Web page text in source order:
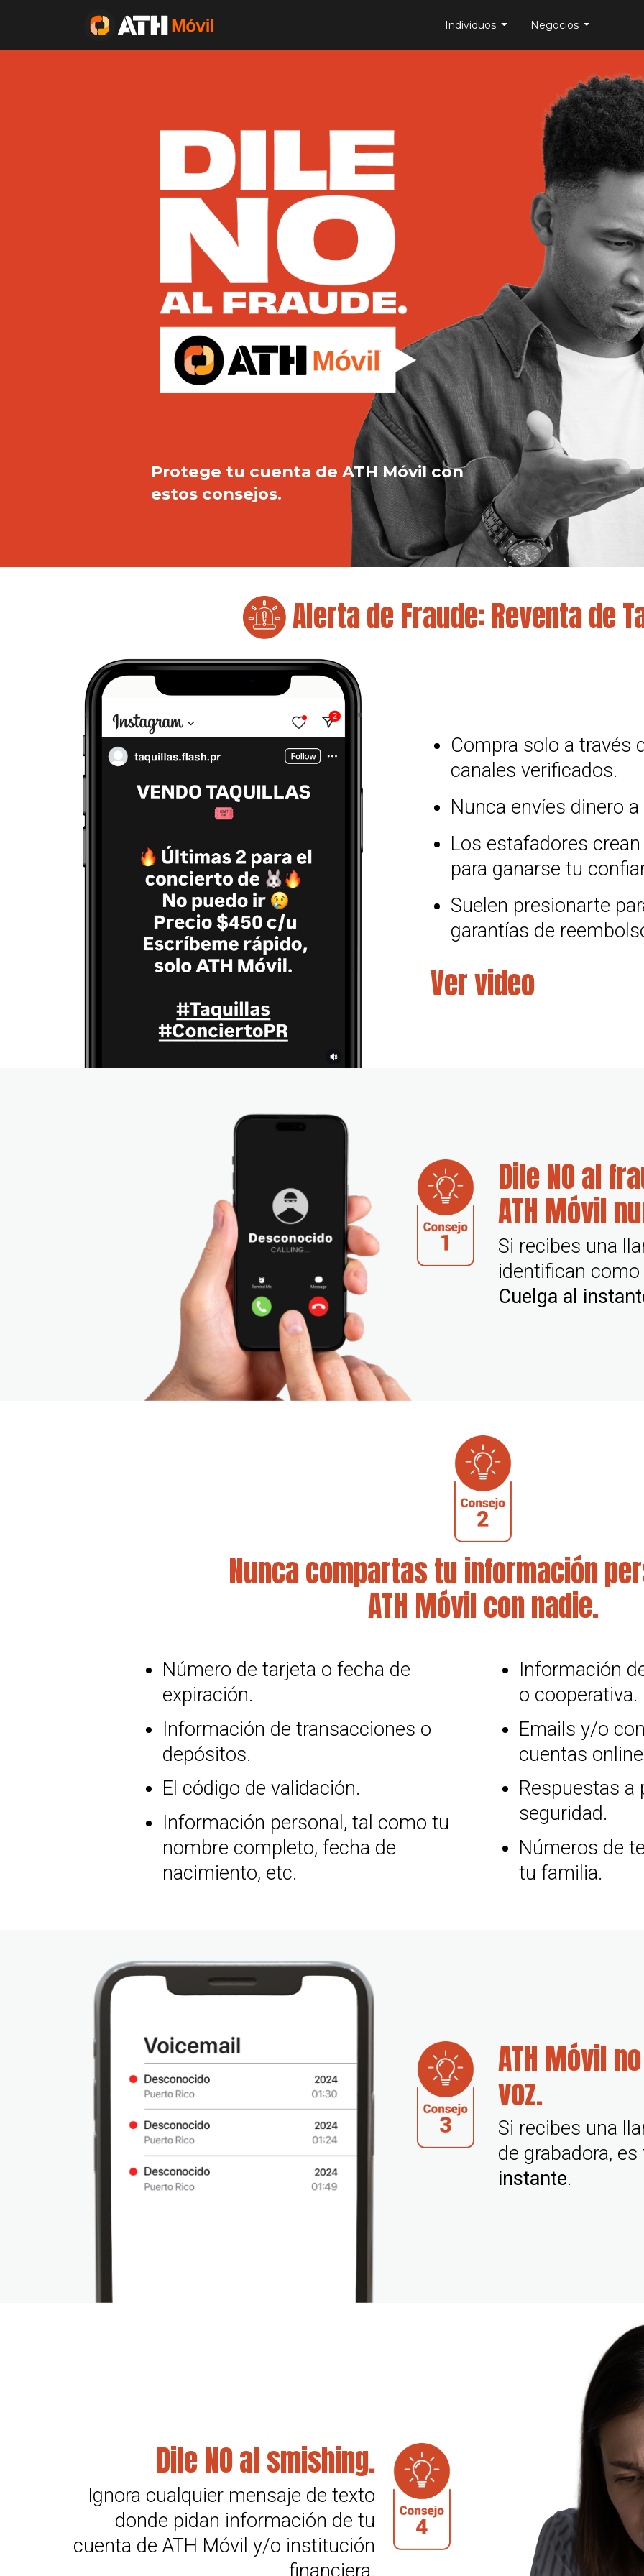
Individuos Negocios
Protege tu cuenta de ATH Móvil con
estos consejos.
Alerta de Fraude: Reventa de
Compra solo a través
canales verificados.
Nunca envíes dinero
Los estafadores
para ganarse tu
Suelen presionarte
garantías de
Ver video
Dile NO al
ATH Móvil
Si recibes una
identifican como
Cuelga al
Nunca compartas tu información
ATH Móvil con nadie.
Número de tarjeta o fecha de
expiración.
Información de transacciones o
depósitos.
El código de validación.
Información personal, tal como tu
nombre completo, fecha de
nacimiento, etc.
Información
o cooperativa.
Emails y/o
cuentas
Respuestas a
seguridad.
Números de
tu familia.
ATH Móvil
voz.
Si recibes una
de grabadora, es
instante.
Dile NO al smishing.
Ignora cualquier mensaje de texto
donde pidan información de tu
cuenta de ATH Móvil y/o institución
financiera.